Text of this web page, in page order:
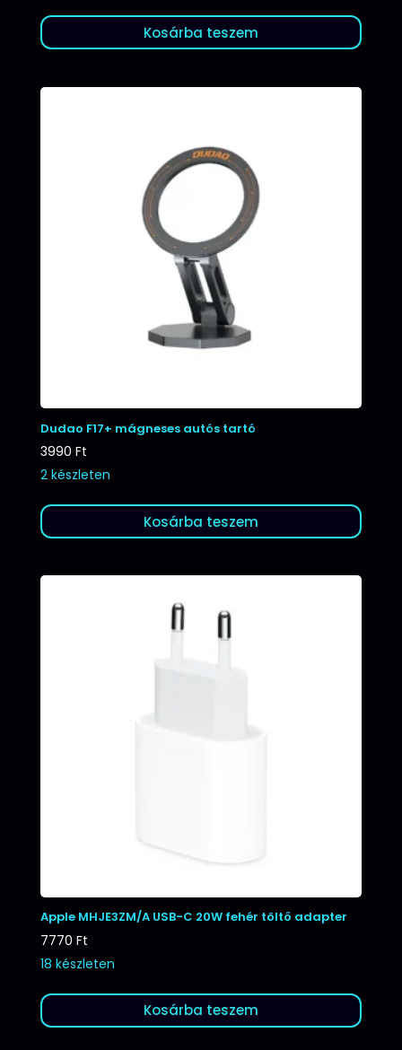
Kosárba teszem
Dudao F17+ mágneses autós tartó
3990 Ft
2 készleten
Kosárba teszem
Apple MHJE3ZM/A USB-C 20W fehér töltő adapter
7770 Ft
18 készleten
Kosárba teszem